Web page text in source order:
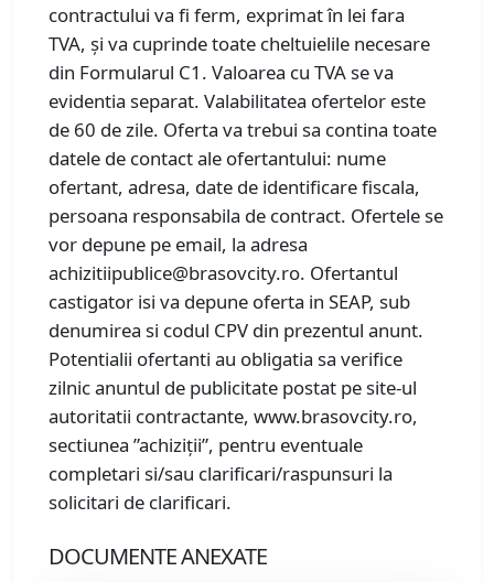
contractului va fi ferm, exprimat în lei fara
TVA, și va cuprinde toate cheltuielile necesare
din Formularul C1. Valoarea cu TVA se va
evidentia separat. Valabilitatea ofertelor este
de 60 de zile. Oferta va trebui sa contina toate
datele de contact ale ofertantului: nume
ofertant, adresa, date de identificare fiscala,
persoana responsabila de contract. Ofertele se
vor depune pe email, la adresa
achizitiipublice@brasovcity.ro. Ofertantul
castigator isi va depune oferta in SEAP, sub
denumirea si codul CPV din prezentul anunt.
Potentialii ofertanti au obligatia sa verifice
zilnic anuntul de publicitate postat pe site-ul
autoritatii contractante, www.brasovcity.ro,
sectiunea ”achiziții”, pentru eventuale
completari si/sau clarificari/raspunsuri la
solicitari de clarificari.
DOCUMENTE ANEXATE